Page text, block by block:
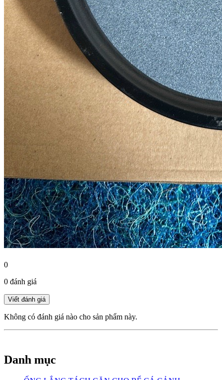
0
0 đánh giá
Không có đánh giá nào cho sản phẩm này.
Danh mục